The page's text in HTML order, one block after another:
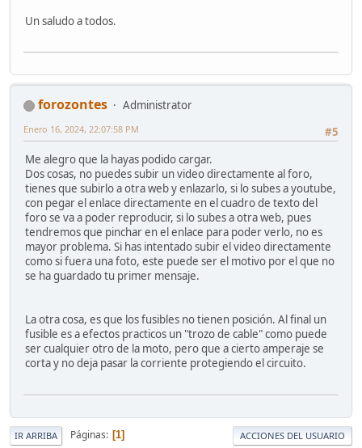
Un saludo a todos.
forozontes
Administrator
#5
Enero 16, 2024, 22:07:58 PM
Me alegro que la hayas podido cargar.
Dos cosas, no puedes subir un video directamente al foro,
tienes que subirlo a otra web y enlazarlo, si lo subes a youtube,
con pegar el enlace directamente en el cuadro de texto del
foro se va a poder reproducir, si lo subes a otra web, pues
tendremos que pinchar en el enlace para poder verlo, no es
mayor problema. Si has intentado subir el video directamente
como si fuera una foto, este puede ser el motivo por el que no
se ha guardado tu primer mensaje.
La otra cosa, es que los fusibles no tienen posición. Al final un
fusible es a efectos practicos un "trozo de cable" como puede
ser cualquier otro de la moto, pero que a cierto amperaje se
corta y no deja pasar la corriente protegiendo el circuito.
IR ARRIBA Páginas 1 ACCIONES DEL USUARIO